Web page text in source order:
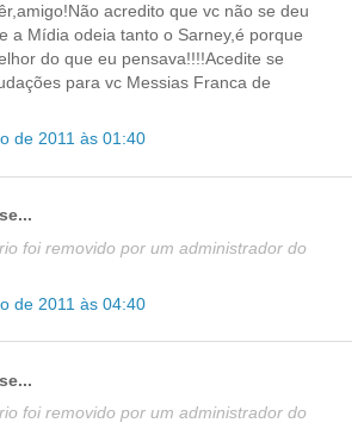
acredito que vc não se deu
a Mídia odeia tanto o Sarney,é porque
do que eu pensava!!!!Acedite se
para vc Messias Franca de
de 2011 às 01:40
foi removido por um administrador do
de 2011 às 04:40
foi removido por um administrador do